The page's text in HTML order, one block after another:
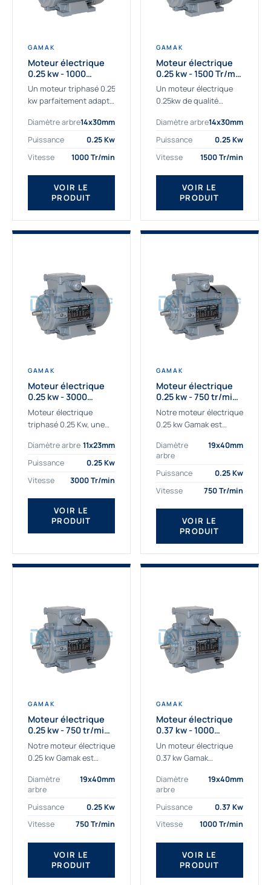
GAMAK
Moteur électrique
0.25 kw - 1000
Tr/min - 230/400V -
IE2
Un moteur triphasé 0.25
kw parfaitement adapté
sévères. Notre
important stock de
permet de livrer
rapidement tous types
de moteurs.
Ce moteur...
Diamètre arbre14x30mm
Puissance
0.25 Kw
Vitesse
1000 Tr/min
VOIR LE
PRODUIT
GAMAK
Moteur électrique
0.25 kw - 1500 Tr/min
- 230/400V - IE2
Un moteur électrique
0.25kw de qualité
professionnels. Notre
gamme de moteurs
sélectionné pour la très
haute...
Diamètre arbre14x30mm
Puissance
0.25 Kw
Vitesse
1500 Tr/min
VOIR LE
PRODUIT
GAMAK
Moteur électrique
0.25 kw - 3000
Tr/min - 230/400V -
IE2
Moteur électrique
triphasé 0.25 Kw, une
adaptée à tous types
de machines.
triphasé 0.25 Kw Gamak
à haut rendement...
Diamètre arbre 11x23mm
Puissance
0.25 Kw
Vitesse
3000 Tr/min
VOIR LE
PRODUIT
GAMAK
Moteur électrique
0.25 kw - 750 tr/min -
230/400V - IE2
Notre moteur électrique
0.25 kw Gamak est
aux applications
sévères. Nous
déterminons,
fournissons
des moteurs
asynchrones depuis de
nombreuses années....
Diamètre
arbre
19x40mm
Puissance
0.25 Kw
Vitesse
750 Tr/min
VOIR LE
PRODUIT
GAMAK
Moteur électrique
0.25 kw - 750 tr/min -
230/400V - IE3
Notre moteur électrique
0.25 kw Gamak est
aux applications
sévères. Nous
déterminons,
fournissons
des moteurs
asynchrones depuis de
nombreuses années....
Diamètre
arbre
19x40mm
Puissance
0.25 Kw
Vitesse
750 Tr/min
VOIR LE
PRODUIT
GAMAK
Moteur électrique
0.37 kw - 1000
Tr/min - 230/400V -
IE2
Un moteur électrique
0.37 kw Gamak
aux applications
industrielles.
Commander un moteur
Gamak c’est choisir un
produit de très haute
qualité....
Diamètre
arbre
19x40mm
Puissance
0.37 Kw
Vitesse
1000 Tr/min
VOIR LE
PRODUIT